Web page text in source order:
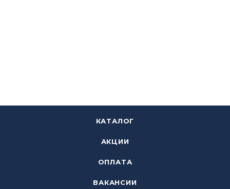
КАТАЛОГ
АКЦИИ
ОПЛАТА
ВАКАНСИИ